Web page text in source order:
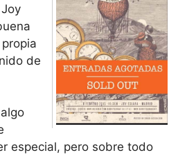
de
especial, pero sobre todo